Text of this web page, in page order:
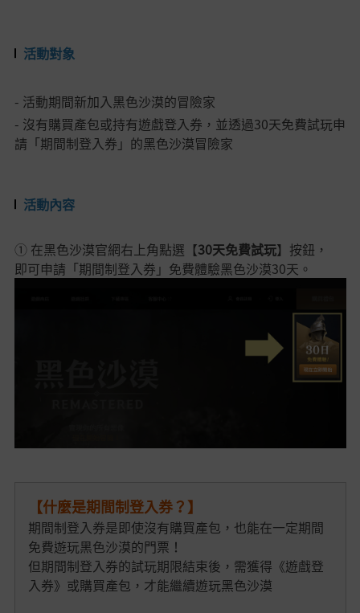
活動對象
- 活動期間新加入黑色沙漠的冒險家
- 沒有購買產包或持有遊戲登入券，並透過30天免費試玩申
請「期間制登入券」的黑色沙漠冒險家
活動內容
① 在黑色沙漠官網右上角點選【30天免費試玩】 按鈕，
即可申請「期間制登入券」免費體驗黑色沙漠30天。
【什麼是期間制登入券？】
期間制登入券是即使沒有購買產包，也能在一定期間
免費遊玩黑色沙漠的門票！
但期間制登入券的試玩期限結束後，需獲得《遊戲登
入券》或購買產包，才能繼續遊玩黑色沙漠